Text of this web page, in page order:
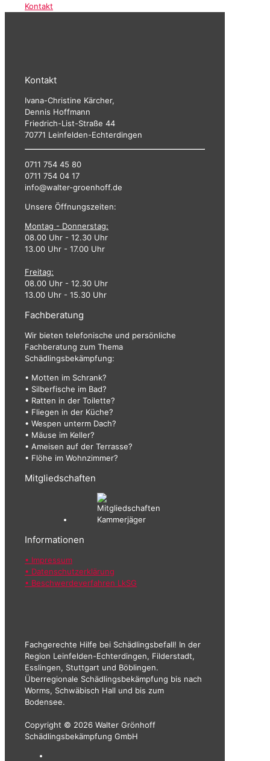
Kontakt
Kontakt
Ivana-Christine Kärcher,
Dennis Hoffmann
Friedrich-List-Straße 44
70771 Leinfelden-Echterdingen
0711 754 45 80
0711 754 04 17
info@walter-groenhoff.de
Unsere Öffnungszeiten:
Montag - Donnerstag:
08.00 Uhr - 12.30 Uhr
13.00 Uhr - 17.00 Uhr
Freitag:
08.00 Uhr - 12.30 Uhr
13.00 Uhr - 15.30 Uhr
Fachberatung
Wir bieten telefonische und persönliche
Fachberatung zum Thema
Schädlingsbekämpfung:
• Motten im Schrank?
• Silberfische im Bad?
• Ratten in der Toilette?
• Fliegen in der Küche?
• Wespen unterm Dach?
• Mäuse im Keller?
• Ameisen auf der Terrasse?
• Flöhe im Wohnzimmer?
Mitgliedschaften
Informationen
• Impressum
• Datenschutzerklärung
• Beschwerdeverfahren LkSG
Fachgerechte Hilfe bei Schädlingsbefall! In der
Region Leinfelden-Echterdingen, Filderstadt,
Esslingen, Stuttgart und Böblingen.
Überregionale Schädlingsbekämpfung bis nach
Worms, Schwäbisch Hall und bis zum
Bodensee.
Copyright © 2026 Walter Grönhoff
Schädlingsbekämpfung GmbH